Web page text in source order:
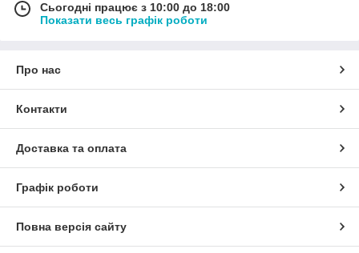
Сьогодні працює з 10:00 до 18:00
Показати весь графік роботи
Про нас
Контакти
Доставка та оплата
Графік роботи
Повна версія сайту